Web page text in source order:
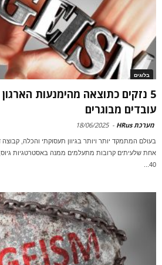
בלוגים
5 נזקים כתוצאה מהימנעות
עובדים מבוגרים
מערכת HRus -
18/06/2025
בעולם המתמקד יותר ויותר בגיוון תעסוקתי והכלה,
אחת שלעיתים קרובות מתעלמים ממנה באסטרטגיות גיוס,
40...